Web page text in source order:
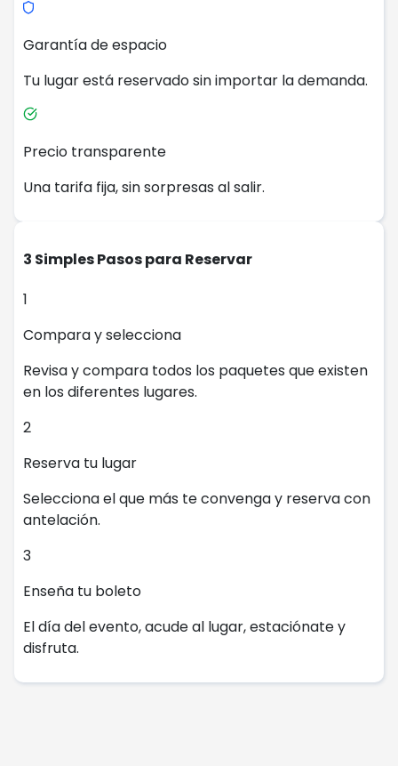
Garantía de espacio
Tu lugar está reservado sin importar la demanda.
Precio transparente
Una tarifa fija, sin sorpresas al salir.
3 Simples Pasos para Reservar
1
Compara y selecciona
Revisa y compara todos los paquetes que existen
en los diferentes lugares.
2
Reserva tu lugar
Selecciona el que más te convenga y reserva con
antelación.
3
Enseña tu boleto
El día del evento, acude al lugar, estaciónate y
disfruta.